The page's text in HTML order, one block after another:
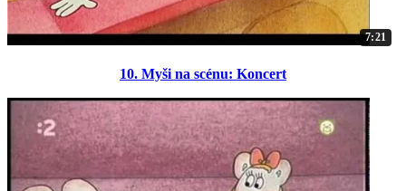
7:21
10. Myši na scénu: Koncert